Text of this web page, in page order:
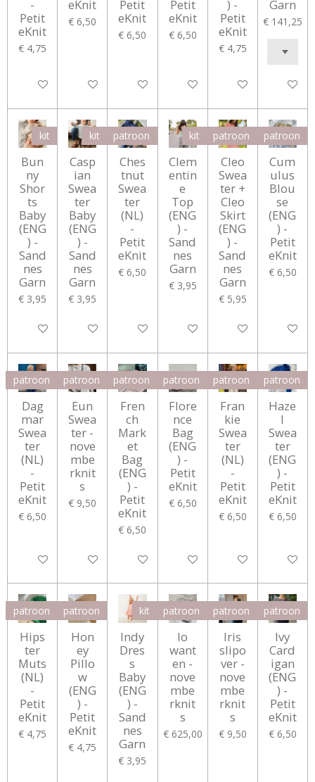
-
Petit
eKnit
€ 4,75
In winkelwagen
eKnit
€ 6,50
In winkelwagen
Petit
eKnit
€ 6,50
In winkelwagen
Petit
eKnit
€ 6,50
In winkelwagen
) -
Petit
eKnit
€ 4,75
In winkelwagen
Garn
€ 141,25
In
kit
Bun
ny
Shor
ts
Baby
(ENG
) -
Sand
nes
Garn
€ 3,95
In winkelwagen
kit
Casp
ian
Swea
ter
Baby
(ENG
) -
Sand
nes
Garn
€ 3,95
In winkelwagen
patroon
Ches
tnut
Swea
ter
(NL)
-
Petit
eKnit
€ 6,50
In winkelwagen
kit
Clem
entin
e
Top
(ENG
) -
Sand
nes
Garn
€ 3,95
Houd mij op de hoogte
patroon
Cleo
Swea
ter +
Cleo
Skirt
(ENG
) -
Sand
nes
Garn
€ 5,95
In winkelwagen
patroon
Cum
ulus
Blou
se
(ENG
) -
Petit
eKnit
€ 6,50
In
patroon
Dag
mar
Swea
ter
(NL)
-
Petit
eKnit
€ 6,50
In winkelwagen
patroon
Eun
Swea
ter -
nove
mbe
rknit
s
€ 9,50
In winkelwagen
patroon
Fren
ch
Mark
et
Bag
(ENG
) -
Petit
eKnit
€ 6,50
In winkelwagen
patroon
Flore
nce
Bag
(ENG
) -
Petit
eKnit
€ 6,50
In winkelwagen
patroon
Fran
kie
Swea
ter
(NL)
-
Petit
eKnit
€ 6,50
Houd mij op de
patroon
Haze
l
Swea
ter
(ENG
) -
Petit
eKnit
€ 6,50
In
patroon
Hips
ter
Muts
(NL)
-
Petit
eKnit
€ 4,75
patroon
Hon
ey
Pillo
w
(ENG
) -
Petit
eKnit
€ 4,75
kit
Indy
Dres
s
Baby
(ENG
) -
Sand
nes
Garn
€ 3,95
patroon
Io
want
en -
nove
mbe
rknit
s
€ 625,00
patroon
Iris
slipo
ver -
nove
mbe
rknit
s
€ 9,50
patroon
Ivy
Card
igan
(ENG
) -
Petit
eKnit
€ 6,50